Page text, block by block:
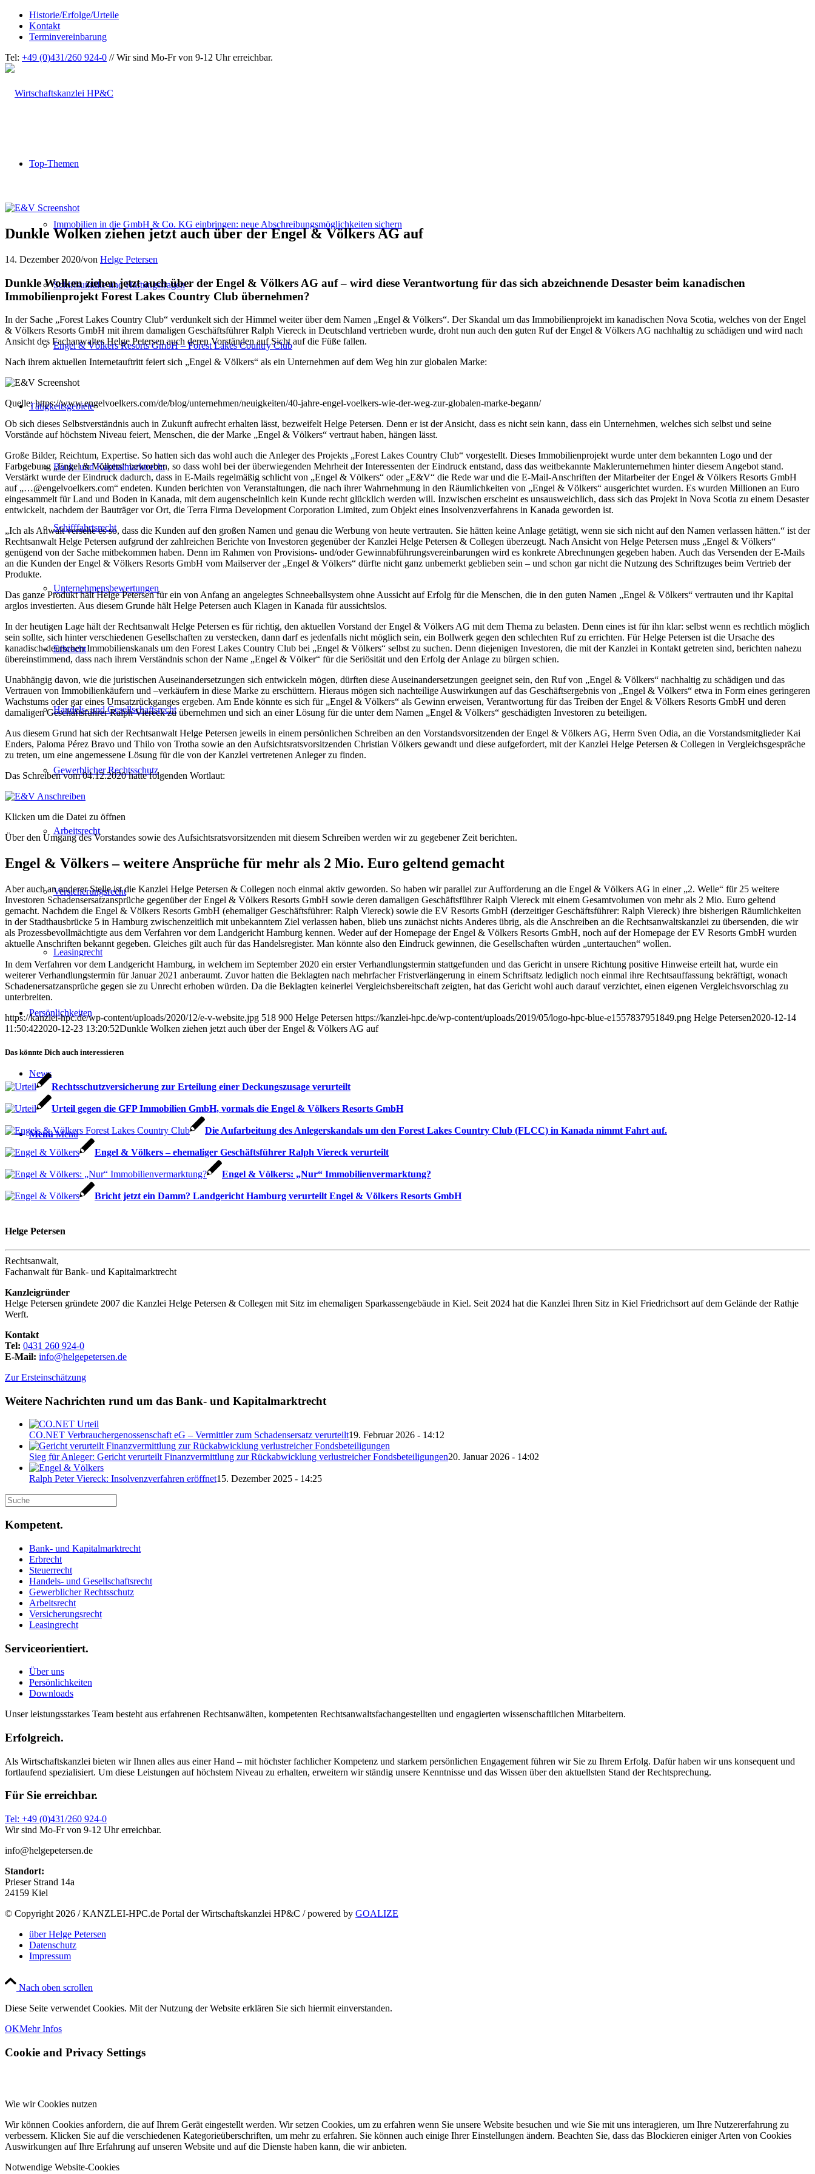
Historie/Erfolge/Urteile
Kontakt
Terminvereinbarung
Tel: +49 (0)431/260 924-0 // Wir sind Mo-Fr von 9-12 Uhr erreichbar.
Top-Themen
Immobilien in die GmbH & Co. KG einbringen: neue Abschreibungsmöglichkeiten sichern
Schiffsunfälle und Haftungsfragen
Engel & Völkers Resorts GmbH – Forest Lakes Country Club
Tätigkeitsgebiete
Bank- und Kapitalmarktrecht
Schifffahrtsrecht
Unternehmensbewertungen
Erbrecht
Handels- und Gesellschaftsrecht
Gewerblicher Rechtsschutz
Arbeitsrecht
Versicherungsrecht
Leasingrecht
Persönlichkeiten
News
Menü Menü
Dunkle Wolken ziehen jetzt auch über der Engel & Völkers AG auf
14. Dezember 2020/von Helge Petersen
Dunkle Wolken ziehen jetzt auch über der Engel & Völkers AG auf – wird diese Verantwortung für das sich abzeichnende Desaster beim kanadischen
Immobilienprojekt Forest Lakes Country Club übernehmen?
In der Sache „Forest Lakes Country Club“ verdunkelt sich der Himmel weiter über dem Namen „Engel & Völkers“. Der Skandal um das Immobilienprojekt im kanadischen Nova Scotia, welches von der Engel
& Völkers Resorts GmbH mit ihrem damaligen Geschäftsführer Ralph Viereck in Deutschland vertrieben wurde, droht nun auch den guten Ruf der Engel & Völkers AG nachhaltig zu schädigen und wird nach
Ansicht des Fachanwaltes Helge Petersen auch deren Vorständen auf Sicht auf die Füße fallen.
Nach ihrem aktuellen Internetauftritt feiert sich „Engel & Völkers“ als ein Unternehmen auf dem Weg hin zur globalen Marke:
Quelle: https://www.engelvoelkers.com/de/blog/unternehmen/neuigkeiten/40-jahre-engel-voelkers-wie-der-weg-zur-globalen-marke-begann/
Ob sich dieses Selbstverständnis auch in Zukunft aufrecht erhalten lässt, bezweifelt Helge Petersen. Denn er ist der Ansicht, dass es nicht sein kann, dass ein Unternehmen, welches sich selbst und seine
Vorstände auf höchstem Niveau feiert, Menschen, die der Marke „Engel & Völkers“ vertraut haben, hängen lässt.
Große Bilder, Reichtum, Expertise. So hatten sich das wohl auch die Anleger des Projekts „Forest Lakes Country Club“ vorgestellt. Dieses Immobilienprojekt wurde unter dem bekannten Logo und der
Farbgebung „Engel & Völkers“ beworben, so dass wohl bei der überwiegenden Mehrheit der Interessenten der Eindruck entstand, dass das weitbekannte Maklerunternehmen hinter diesem Angebot stand.
Verstärkt wurde der Eindruck dadurch, dass in E-Mails regelmäßig schlicht von „Engel & Völkers“ oder „E&V“ die Rede war und die E-Mail-Anschriften der Mitarbeiter der Engel & Völkers Resorts GmbH
auf „…@engelvoelkers.com“ endeten. Kunden berichten von Veranstaltungen, die nach ihrer Wahrnehmung in den Räumlichkeiten von „Engel & Völkers“ ausgerichtet wurden. Es wurden Millionen an Euro
eingesammelt für Land und Boden in Kanada, mit dem augenscheinlich kein Kunde recht glücklich werden will. Inzwischen erscheint es unsausweichlich, dass sich das Projekt in Nova Scotia zu einem Desaster
entwickelt, nachdem der Bauträger vor Ort, die Terra Firma Development Corporation Limited, zum Objekt eines Insolvenzverfahrens in Kanada geworden ist.
„Ich als Anwalt versehe es so, dass die Kunden auf den großen Namen und genau die Werbung von heute vertrauten. Sie hätten keine Anlage getätigt, wenn sie sich nicht auf den Namen verlassen hätten.“ ist der
Rechtsanwalt Helge Petersen aufgrund der zahlreichen Berichte von Investoren gegenüber der Kanzlei Helge Petersen & Collegen überzeugt. Nach Ansicht von Helge Petersen muss „Engel & Völkers“
genügend von der Sache mitbekommen haben. Denn im Rahmen von Provisions- und/oder Gewinnabführungsvereinbarungen wird es konkrete Abrechnungen gegeben haben. Auch das Versenden der E-Mails
an die Kunden der Engel & Völkers Resorts GmbH vom Mailserver der „Engel & Völkers“ dürfte nicht ganz unbemerkt geblieben sein – und schon gar nicht die Nutzung des Schriftzuges beim Vertrieb der
Produkte.
Das ganze Produkt hält Helge Petersen für ein von Anfang an angelegtes Schneeballsystem ohne Aussicht auf Erfolg für die Menschen, die in den guten Namen „Engel & Völkers“ vertrauten und ihr Kapital
arglos investierten. Aus diesem Grunde hält Helge Petersen auch Klagen in Kanada für aussichtslos.
In der heutigen Lage hält der Rechtsanwalt Helge Petersen es für richtig, den aktuellen Vorstand der Engel & Völkers AG mit dem Thema zu belasten. Denn eines ist für ihn klar: selbst wenn es rechtlich möglich
sein sollte, sich hinter verschiedenen Gesellschaften zu verstecken, dann darf es jedenfalls nicht möglich sein, ein Bollwerk gegen den schlechten Ruf zu errichten. Für Helge Petersen ist die Ursache des
kanadisch-deutschen Immobilienskanals um den Forest Lakes Country Club bei „Engel & Völkers“ selbst zu suchen. Denn diejenigen Investoren, die mit der Kanzlei in Kontakt getreten sind, berichten nahezu
übereinstimmend, dass nach ihrem Verständnis schon der Name „Engel & Völker“ für die Seriösität und den Erfolg der Anlage zu bürgen schien.
Unabhängig davon, wie die juristischen Auseinandersetzungen sich entwickeln mögen, dürften diese Auseinandersetzungen geeignet sein, den Ruf von „Engel & Völkers“ nachhaltig zu schädigen und das
Vertrauen von Immobilienkäufern und –verkäufern in diese Marke zu erschüttern. Hieraus mögen sich nachteilige Auswirkungen auf das Geschäftsergebnis von „Engel & Völkers“ etwa in Form eines geringeren
Wachstums oder gar eines Umsatzrückganges ergeben. Am Ende könnte es sich für „Engel & Völkers“ als Gewinn erweisen, Verantwortung für das Treiben der Engel & Völkers Resorts GmbH und deren
damaligen Geschäftsführer Ralph Viereck zu übernehmen und sich an einer Lösung für die unter dem Namen „Engel & Völkers“ geschädigten Investoren zu beteiligen.
Aus diesem Grund hat sich der Rechtsanwalt Helge Petersen jeweils in einem persönlichen Schreiben an den Vorstandsvorsitzenden der Engel & Völkers AG, Herrn Sven Odia, an die Vorstandsmitglieder Kai
Enders, Paloma Pérez Bravo und Thilo von Trotha sowie an den Aufsichtsratsvorsitzenden Christian Völkers gewandt und diese aufgefordert, mit der Kanzlei Helge Petersen & Collegen in Vergleichsgespräche
zu treten, um eine angemessene Lösung für die von der Kanzlei vertretenen Anleger zu finden.
Das Schreiben vom 04.12.2020 hatte folgenden Wortlaut:
Klicken um die Datei zu öffnen
Über den Umgang des Vorstandes sowie des Aufsichtsratsvorsitzenden mit diesem Schreiben werden wir zu gegebener Zeit berichten.
Engel & Völkers – weitere Ansprüche für mehr als 2 Mio. Euro geltend gemacht
Aber auch an anderer Stelle ist die Kanzlei Helge Petersen & Collegen noch einmal aktiv geworden. So haben wir parallel zur Aufforderung an die Engel & Völkers AG in einer „2. Welle“ für 25 weitere
Investoren Schadensersatzansprüche gegenüber der Engel & Völkers Resorts GmbH sowie deren damaligen Geschäftsführer Ralph Viereck mit einem Gesamtvolumen von mehr als 2 Mio. Euro geltend
gemacht. Nachdem die Engel & Völkers Resorts GmbH (ehemaliger Geschäftsführer: Ralph Viereck) sowie die EV Resorts GmbH (derzeitiger Geschäftsführer: Ralph Viereck) ihre bisherigen Räumlichkeiten
in der Stadthausbrücke 5 in Hamburg zwischenzeitlich mit unbekanntem Ziel verlassen haben, blieb uns zunächst nichts Anderes übrig, als die Anschreiben an die Rechtsanwaltskanzlei zu übersenden, die wir
als Prozessbevollmächtigte aus dem Verfahren vor dem Landgericht Hamburg kennen. Weder auf der Homepage der Engel & Völkers Resorts GmbH, noch auf der Homepage der EV Resorts GmbH wurden
aktuelle Anschriften bekannt gegeben. Gleiches gilt auch für das Handelsregister. Man könnte also den Eindruck gewinnen, die Gesellschaften würden „untertauchen“ wollen.
In dem Verfahren vor dem Landgericht Hamburg, in welchem im September 2020 ein erster Verhandlungstermin stattgefunden und das Gericht in unsere Richtung positive Hinweise erteilt hat, wurde ein
weiterer Verhandlungstermin für Januar 2021 anberaumt. Zuvor hatten die Beklagten nach mehrfacher Fristverlängerung in einem Schriftsatz lediglich noch einmal ihre Rechtsauffassung bekräftigt, wonach
Schadenersatzansprüche gegen sie zu Unrecht erhoben würden. Da die Beklagten keinerlei Vergleichsbereitschaft zeigten, hat das Gericht wohl auch darauf verzichtet, einen eigenen Vergleichsvorschlag zu
unterbreiten.
https://kanzlei-hpc.de/wp-content/uploads/2020/12/e-v-website.jpg 518 900 Helge Petersen https://kanzlei-hpc.de/wp-content/uploads/2019/05/logo-hpc-blue-e1557837951849.png Helge Petersen2020-12-14
11:50:422020-12-23 13:20:52Dunkle Wolken ziehen jetzt auch über der Engel & Völkers AG auf
Das könnte Dich auch interessieren
Rechtsschutzversicherung zur Erteilung einer Deckungszusage verurteilt
Urteil gegen die GFP Immobilien GmbH, vormals die Engel & Völkers Resorts GmbH
Die Aufarbeitung des Anlegerskandals um den Forest Lakes Country Club (FLCC) in Kanada nimmt Fahrt auf.
Engel & Völkers – ehemaliger Geschäftsführer Ralph Viereck verurteilt
Engel & Völkers: „Nur“ Immobilienvermarktung?
Bricht jetzt ein Damm? Landgericht Hamburg verurteilt Engel & Völkers Resorts GmbH
Helge Petersen
Rechtsanwalt,
Fachanwalt für Bank- und Kapitalmarktrecht
Kanzleigründer
Helge Petersen gründete 2007 die Kanzlei Helge Petersen & Collegen mit Sitz im ehemaligen Sparkassengebäude in Kiel. Seit 2024 hat die Kanzlei Ihren Sitz in Kiel Friedrichsort auf dem Gelände der Rathje
Werft.
Kontakt
Tel: 0431 260 924-0
E-Mail: info@helgepetersen.de
Zur Ersteinschätzung
Weitere Nachrichten rund um das Bank- und Kapitalmarktrecht
CO.NET Verbrauchergenossenschaft eG – Vermittler zum Schadensersatz verurteilt19. Februar 2026 - 14:12
Sieg für Anleger: Gericht verurteilt Finanzvermittlung zur Rückabwicklung verlustreicher Fondsbeteiligungen20. Januar 2026 - 14:02
Ralph Peter Viereck: Insolvenzverfahren eröffnet15. Dezember 2025 - 14:25
Kompetent.
Bank- und Kapitalmarktrecht
Erbrecht
Steuerrecht
Handels- und Gesellschaftsrecht
Gewerblicher Rechtsschutz
Arbeitsrecht
Versicherungsrecht
Leasingrecht
Serviceorientiert.
Über uns
Persönlichkeiten
Downloads
Unser leistungsstarkes Team besteht aus erfahrenen Rechtsanwälten, kompetenten Rechtsanwaltsfachangestellten und engagierten wissenschaftlichen Mitarbeitern.
Erfolgreich.
Als Wirtschaftskanzlei bieten wir Ihnen alles aus einer Hand – mit höchster fachlicher Kompetenz und starkem persönlichen Engagement führen wir Sie zu Ihrem Erfolg. Dafür haben wir uns konsequent und
fortlaufend spezialisiert. Um diese Leistungen auf höchstem Niveau zu erhalten, erweitern wir ständig unsere Kenntnisse und das Wissen über den aktuellsten Stand der Rechtsprechung.
Für Sie erreichbar.
Tel: +49 (0)431/260 924-0
Wir sind Mo-Fr von 9-12 Uhr erreichbar.
info@helgepetersen.de
Standort:
Prieser Strand 14a
24159 Kiel
© Copyright 2026 / KANZLEI-HPC.de Portal der Wirtschaftskanzlei HP&C / powered by GOALIZE
über Helge Petersen
Datenschutz
Impressum
Nach oben scrollen
Diese Seite verwendet Cookies. Mit der Nutzung der Website erklären Sie sich hiermit einverstanden.
OKMehr Infos
Cookie and Privacy Settings
Wie wir Cookies nutzen
Wir können Cookies anfordern, die auf Ihrem Gerät eingestellt werden. Wir setzen Cookies, um zu erfahren wenn Sie unsere Website besuchen und wie Sie mit uns interagieren, um Ihre Nutzererfahrung zu
verbessern. Klicken Sie auf die verschiedenen Kategorieüberschriften, um mehr zu erfahren. Sie können auch einige Ihrer Einstellungen ändern. Beachten Sie, dass das Blockieren einiger Arten von Cookies
Auswirkungen auf Ihre Erfahrung auf unseren Website und auf die Dienste haben kann, die wir anbieten.
Notwendige Website-Cookies